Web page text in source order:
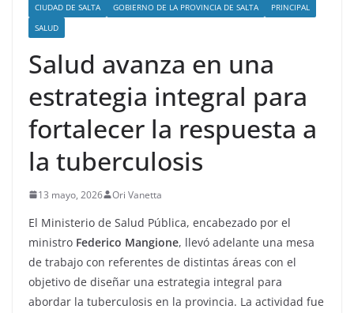
CIUDAD DE SALTA GOBIERNO DE LA PROVINCIA DE SALTA
PRINCIPAL
SALUD
Salud avanza en una
estrategia integral para
fortalecer la respuesta a
la tuberculosis
13 mayo, 2026 Ori Vanetta
El Ministerio de Salud Pública, encabezado por el
ministro Federico Mangione, llevó adelante una mesa
de trabajo con referentes de distintas áreas con el
objetivo de diseñar una estrategia integral para
abordar la tuberculosis en la provincia. La actividad fue